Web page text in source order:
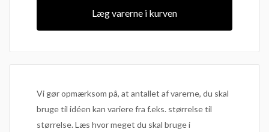
Læg varerne i kurven
Vi gør opmærksom på, at antallet af varerne, du skal
bruge til idéen kan variere fra f.eks. størrelse til
størrelse. Læs hvor meget du skal bruge i